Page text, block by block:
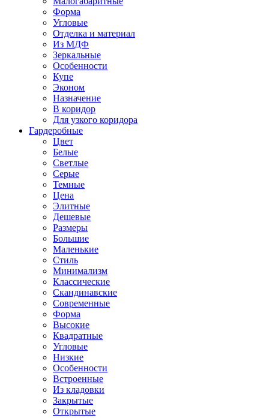
Форма
Угловые
Отделка и материал
Из МДФ
Зеркальные
Особенности
Купе
Эконом
Назначение
В коридор
Для узкого коридора
Гардеробные
Цвет
Белые
Светлые
Серые
Темные
Цена
Элитные
Дешевые
Размеры
Большие
Маленькие
Стиль
Минимализм
Классические
Скандинавские
Современные
Форма
Высокие
Квадратные
Угловые
Низкие
Особенности
Встроенные
Из кладовки
Закрытые
Открытые